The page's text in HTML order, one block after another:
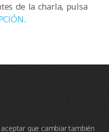
de la charla, pulsa
.
que cambiar también